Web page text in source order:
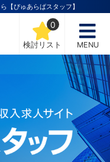
【ぴゅあらばスタッフ】
検討リスト
0
MENU